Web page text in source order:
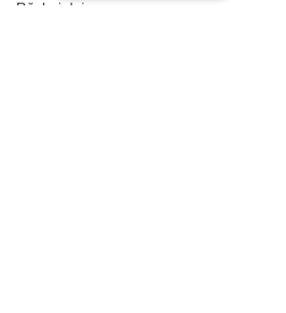
Războiului